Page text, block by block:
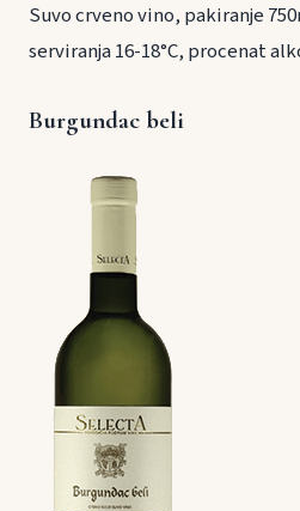
Suvo crveno vino, pakiranje
serviranja 16-18°C, procenat
Burgundac beli